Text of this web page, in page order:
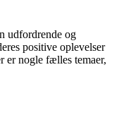
udfordrende og
positive oplevelser
er nogle fælles temaer,